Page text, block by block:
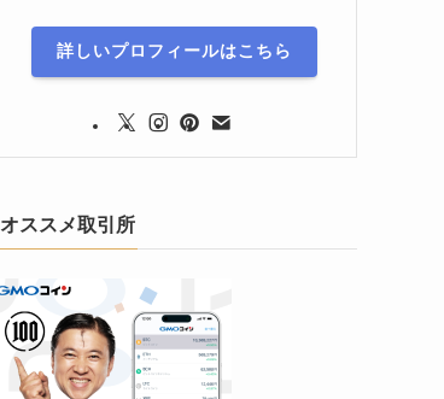
詳しいプロフィールはこちら
オススメ取引所